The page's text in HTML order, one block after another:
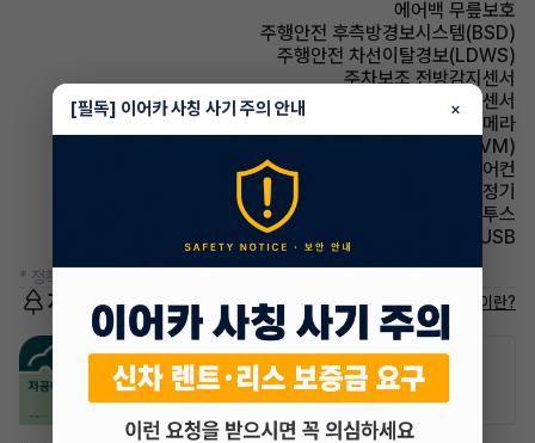
에어백 무릎보호
주행안전 후측방경보시스템(BSD)
주행안전 차선이탈경보(LDWS)
주차보조 전방감지센서
주차보조 후방감지센서
주차보조 후방카메라
주차보조 어라운드뷰(AVM)
에어컨 풀오토에어컨
에어컨 공기청정기
유무선단자 블루투스
유무선단자 USB
* 정확한 정보는 판매자와 반드시 확인하시기 바랍니다.
저공해차량 정보 저공해차량이란?
공항주차장
20% 할인
공영주차장
50% 할인
[필독] 이어카 사칭 사기 주의 안내 ×